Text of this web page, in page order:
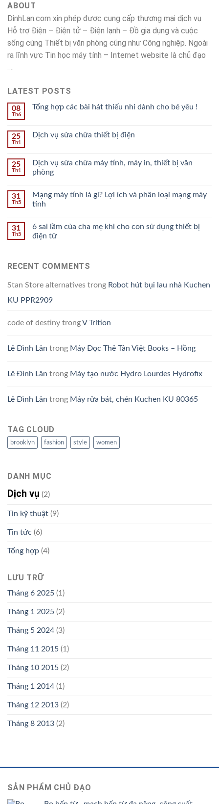
ABOUT
DinhLan.com xin phép được cung cấp thương mại dịch vụ
Hỗ trợ Điện – Điện tử – Điện lạnh – Đồ gia dụng và cuộc
sống cùng Thiết bị văn phòng cũng như Công nghiệp. Ngoài
ra lĩnh vực Tin học máy tính – Internet website là chủ đạo
LATEST POSTS
08
Th6
Tổng hợp các bài hát thiếu nhi dành cho bé yêu !
25
Th1
Dịch vụ sửa chữa thiết bị điện
25
Th1
Dịch vụ sữa chữa máy tính, máy in, thiết bị văn
phòng
31
Th5
Mạng máy tính là gì? Lợi ích và phân loại mạng máy
tính
31
Th5
6 sai lầm của cha mẹ khi cho con sử dụng thiết bị
điện tử
RECENT COMMENTS
Stan Store alternatives trong Robot hút bụi lau nhà Kuchen
KU PPR2909
code of destiny trongV Trition
Lê Đình Lân trong Máy Đọc Thẻ Tân Việt Books – Hồng
Lê Đình Lân trong Máy tạo nước Hydro Lourdes Hydrofix
Lê Đình Lân trong Máy rửa bát, chén Kuchen KU 80365
TAG CLOUD
brooklyn fashion style women
DANH MỤC
Dịch vụ (2)
Tin kỹ thuật (9)
Tin tức (6)
Tổng hợp (4)
LƯU TRỮ
Tháng 6 2025 (1)
Tháng 1 2025 (2)
Tháng 5 2024 (3)
Tháng 11 2015 (1)
Tháng 10 2015 (2)
Tháng 1 2014 (1)
Tháng 12 2013 (2)
Tháng 8 2013 (2)
SẢN PHẨM CHỦ ĐẠO